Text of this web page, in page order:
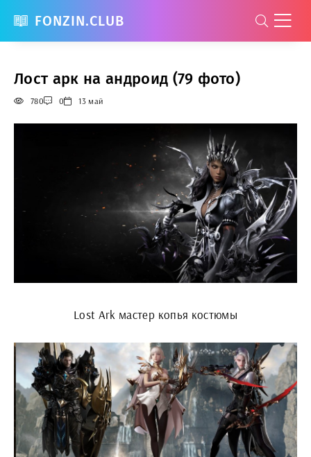
FONZIN.CLUB
Лост арк на андроид (79 фото)
780 0 13 май
Lost Ark мастер копья костюмы